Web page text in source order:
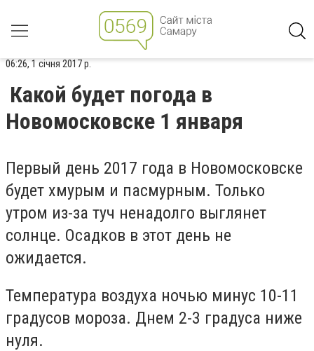
06:26, 1 січня 2017 р.
Какой будет погода в
Новомосковске 1 января
Первый день 2017 года в Новомосковске
будет хмурым и пасмурным. Только
утром из-за туч ненадолго выглянет
солнце. Осадков в этот день не
ожидается.
Температура воздуха ночью минус 10-11
градусов мороза. Днем 2-3 градуса ниже
нуля.